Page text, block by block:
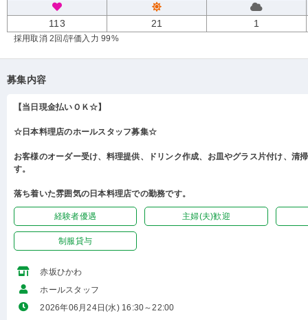
113 21 1
採用取消 2回 /評価入力 99%
募集内容
【当日現金払いＯＫ☆】
☆日本料理店のホールスタッフ募集☆
お客様のオーダー受け、料理提供、ドリンク作成、お皿やグラス片付け、清
す。
落ち着いた雰囲気の日本料理店での勤務です。
経験者優遇 主婦(夫)歓迎
制服貸与
赤坂ひかわ
ホールスタッフ
2026年06月24日(水) 16:30～22:00